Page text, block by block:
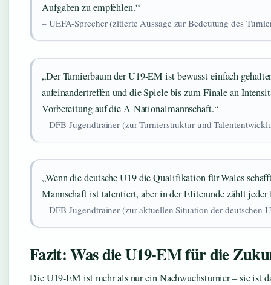
Aufgaben zu empfehlen.“
– UEFA-Sprecher (zitierte Aussage zur Bedeutung des
„Der Turnierbaum der U19-EM ist bewusst einfach
aufeinandertreffen und die Spiele bis zum Finale an
Vorbereitung auf die A-Nationalmannschaft.“
– DFB-Jugendtrainer (zur Turnierstruktur und
„Wenn die deutsche U19 die Qualifikation für Wales
Mannschaft ist talentiert, aber in der Eliterunde zählt jeder
– DFB-Jugendtrainer (zur aktuellen Situation der deutschen
Fazit: Was die U19-EM für die
Die U19-EM ist mehr als nur ein Nachwuchsturnier – sie ist